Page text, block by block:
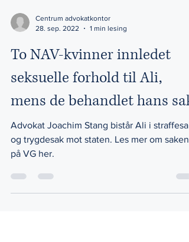
Centrum advokatkontor
28. sep. 2022
1 min lesing
To NAV-kvinner innledet
seksuelle forhold til Ali,
mens de behandlet hans sak.
Advokat Joachim Stang bistår Ali i straffesak
og trygdesak mot staten. Les mer om saken